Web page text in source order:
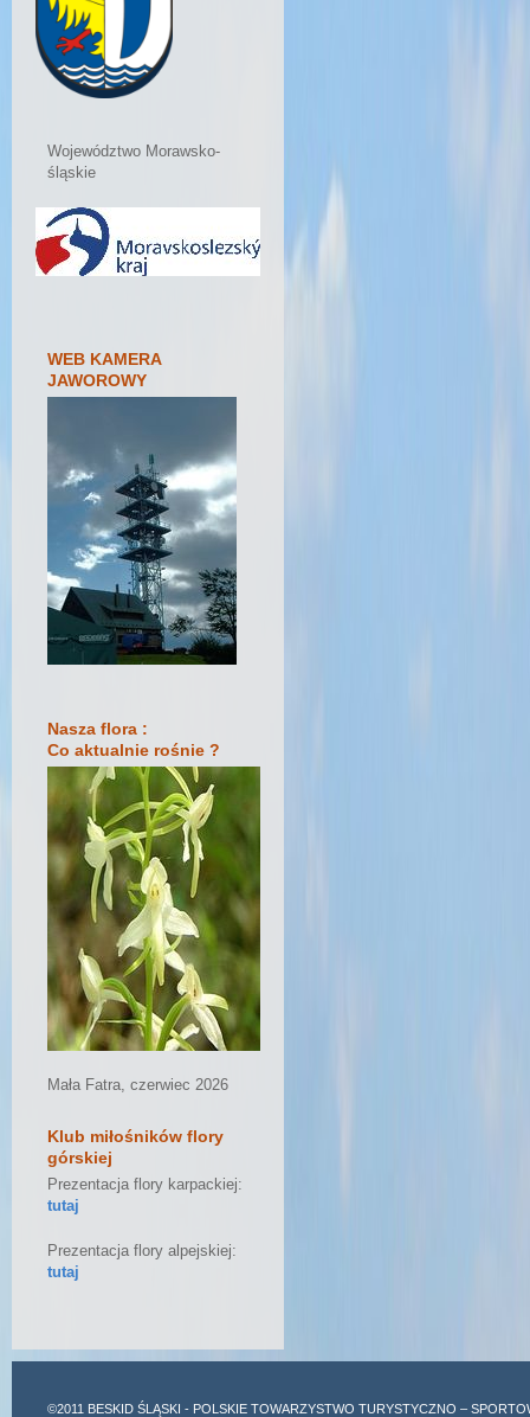
Województwo Morawsko-
śląskie
WEB KAMERA
JAWOROWY
Nasza flora :
Co aktualnie rośnie ?
Mała Fatra, czerwiec 2026
Klub miłośników flory
górskiej
Prezentacja flory karpackiej:
tutaj
Prezentacja flory alpejskiej:
tutaj
©2011 BESKID ŚLĄSKI - POLSKIE TOWARZYSTWO TURYSTYCZNO –